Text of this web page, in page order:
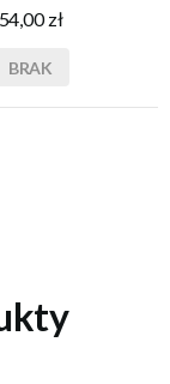
54,00 zł
BRAK